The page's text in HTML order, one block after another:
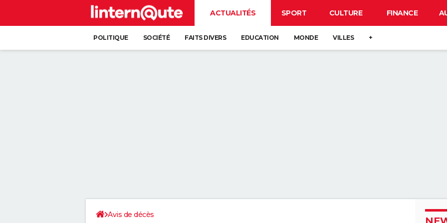
ACTUALITÉS SPORT CULTURE FINANCE
POLITIQUE SOCIÉTÉ FAITS DIVERS EDUCATION MONDE VILLES +
Avis de décès